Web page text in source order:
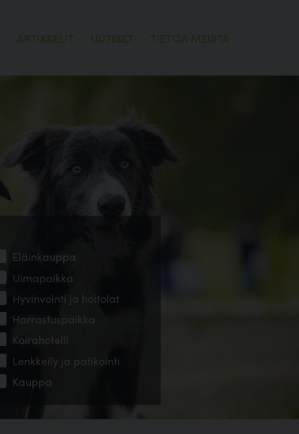
ARTIKKELIT UUTISET TIETOA MEISTÄ
Eläinkauppa
Uimapaikka
Hyvinvointi ja hoitolat
Harrastuspaikka
Koirahotelli
Lenkkeily ja patikointi
Kauppa